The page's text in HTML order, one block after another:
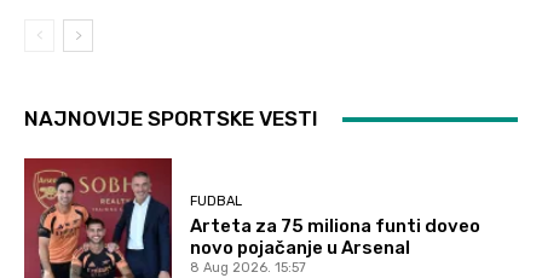
NAJNOVIJE SPORTSKE VESTI
FUDBAL
Arteta za 75 miliona funti doveo
novo pojačanje u Arsenal
8 Aug 2026. 15:57